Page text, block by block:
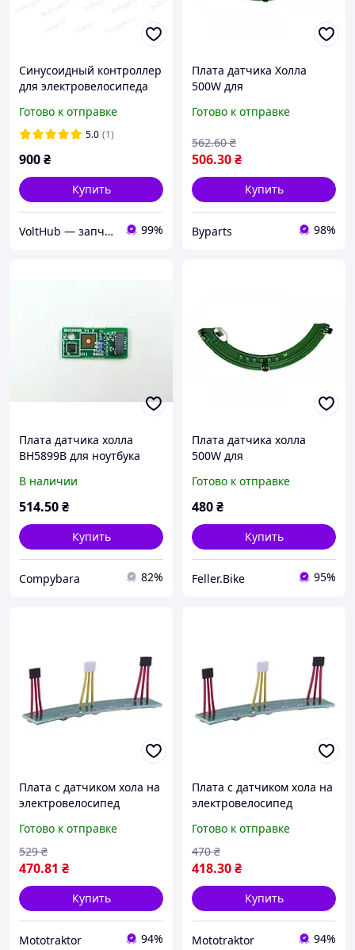
Синусоидный контроллер
для электровелосипеда
контроллер с круиз-
контролем и поддержкой
Готово к отправке
5.0 (1)
900₴
Купить
VoltHub — запчасти та комплектуючі для електротранспорту 99%
Плата датчика Холла
500W для
SAIGUAN
Готово к отправке
506.30₴
562.60 ₴
Купить
Byparts 98%
Плата датчика холла
BH5899B для ноутбука
11IGL05 82BB -
195042386394 Factory
В наличии
514.50₴
Купить
Compybara 82%
Плата датчика холла
500W для
Готово к отправке
480₴
Купить
Feller.Bike 95%
Плата с датчиком хола на
электровелосипед
Готово к отправке
470.81 ₴
529 ₴
Купить
Mototraktor 94%
Плата с датчиком хола на
электровелосипед
Готово к отправке
418.30₴
470 ₴
Купить
Mototraktor 94%